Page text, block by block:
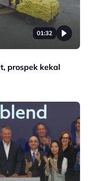
01:32
prospek kekal